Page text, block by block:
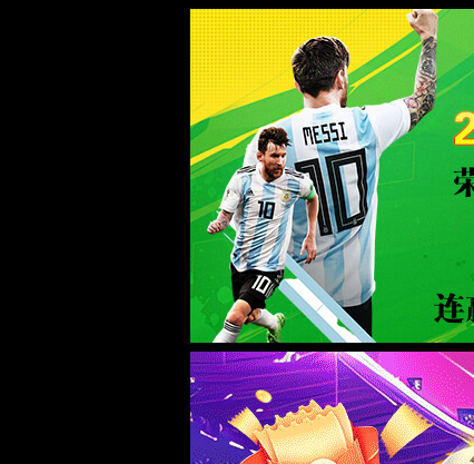
星际网站1277登录(股份有限公司
WTS-WAF拦截详情
出现该页面的原因:
1.你的请求是黑客攻击
2.你的请求合法但触发了安全规则,请提交问题反馈